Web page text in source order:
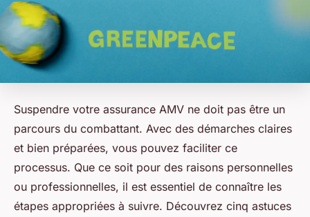
Suspendre votre assurance AMV ne doit pas être un
parcours du combattant. Avec des démarches claires
et bien préparées, vous pouvez faciliter ce
processus. Que ce soit pour des raisons personnelles
ou professionnelles, il est essentiel de connaître les
étapes appropriées à suivre. Découvrez cinq astuces